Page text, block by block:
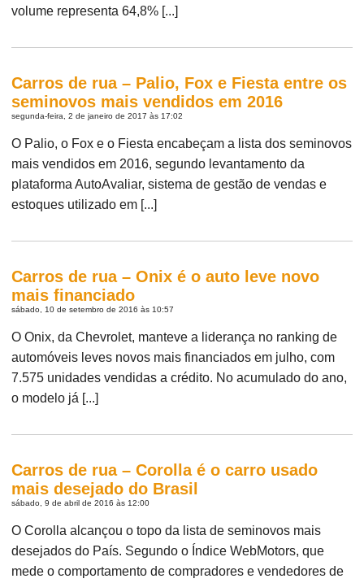
volume representa 64,8% [...]
Carros de rua – Palio, Fox e Fiesta entre os
seminovos mais vendidos em 2016
segunda-feira, 2 de janeiro de 2017 às 17:02
O Palio, o Fox e o Fiesta encabeçam a lista dos seminovos
mais vendidos em 2016, segundo levantamento da
plataforma AutoAvaliar, sistema de gestão de vendas e
estoques utilizado em [...]
Carros de rua – Onix é o auto leve novo
mais financiado
sábado, 10 de setembro de 2016 às 10:57
O Onix, da Chevrolet, manteve a liderança no ranking de
automóveis leves novos mais financiados em julho, com
7.575 unidades vendidas a crédito. No acumulado do ano,
o modelo já [...]
Carros de rua – Corolla é o carro usado
mais desejado do Brasil
sábado, 9 de abril de 2016 às 12:00
O Corolla alcançou o topo da lista de seminovos mais
desejados do País. Segundo o Índice WebMotors, que
mede o comportamento de compradores e vendedores de